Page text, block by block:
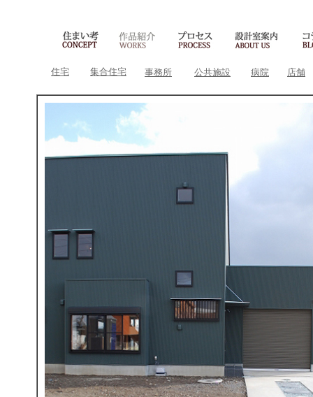
公共施設 病院 店舗
住宅 事務所
集合住宅